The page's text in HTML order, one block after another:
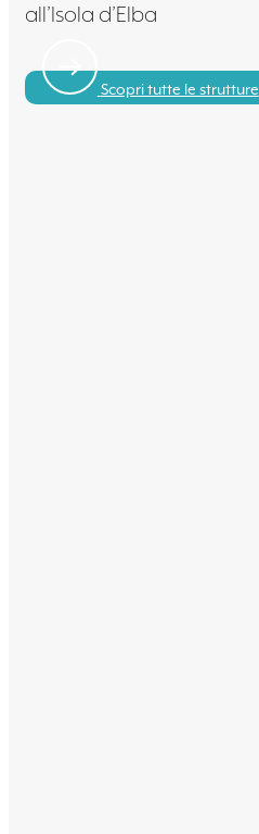
all’Isola d’Elba
Scopri tutte le strutture